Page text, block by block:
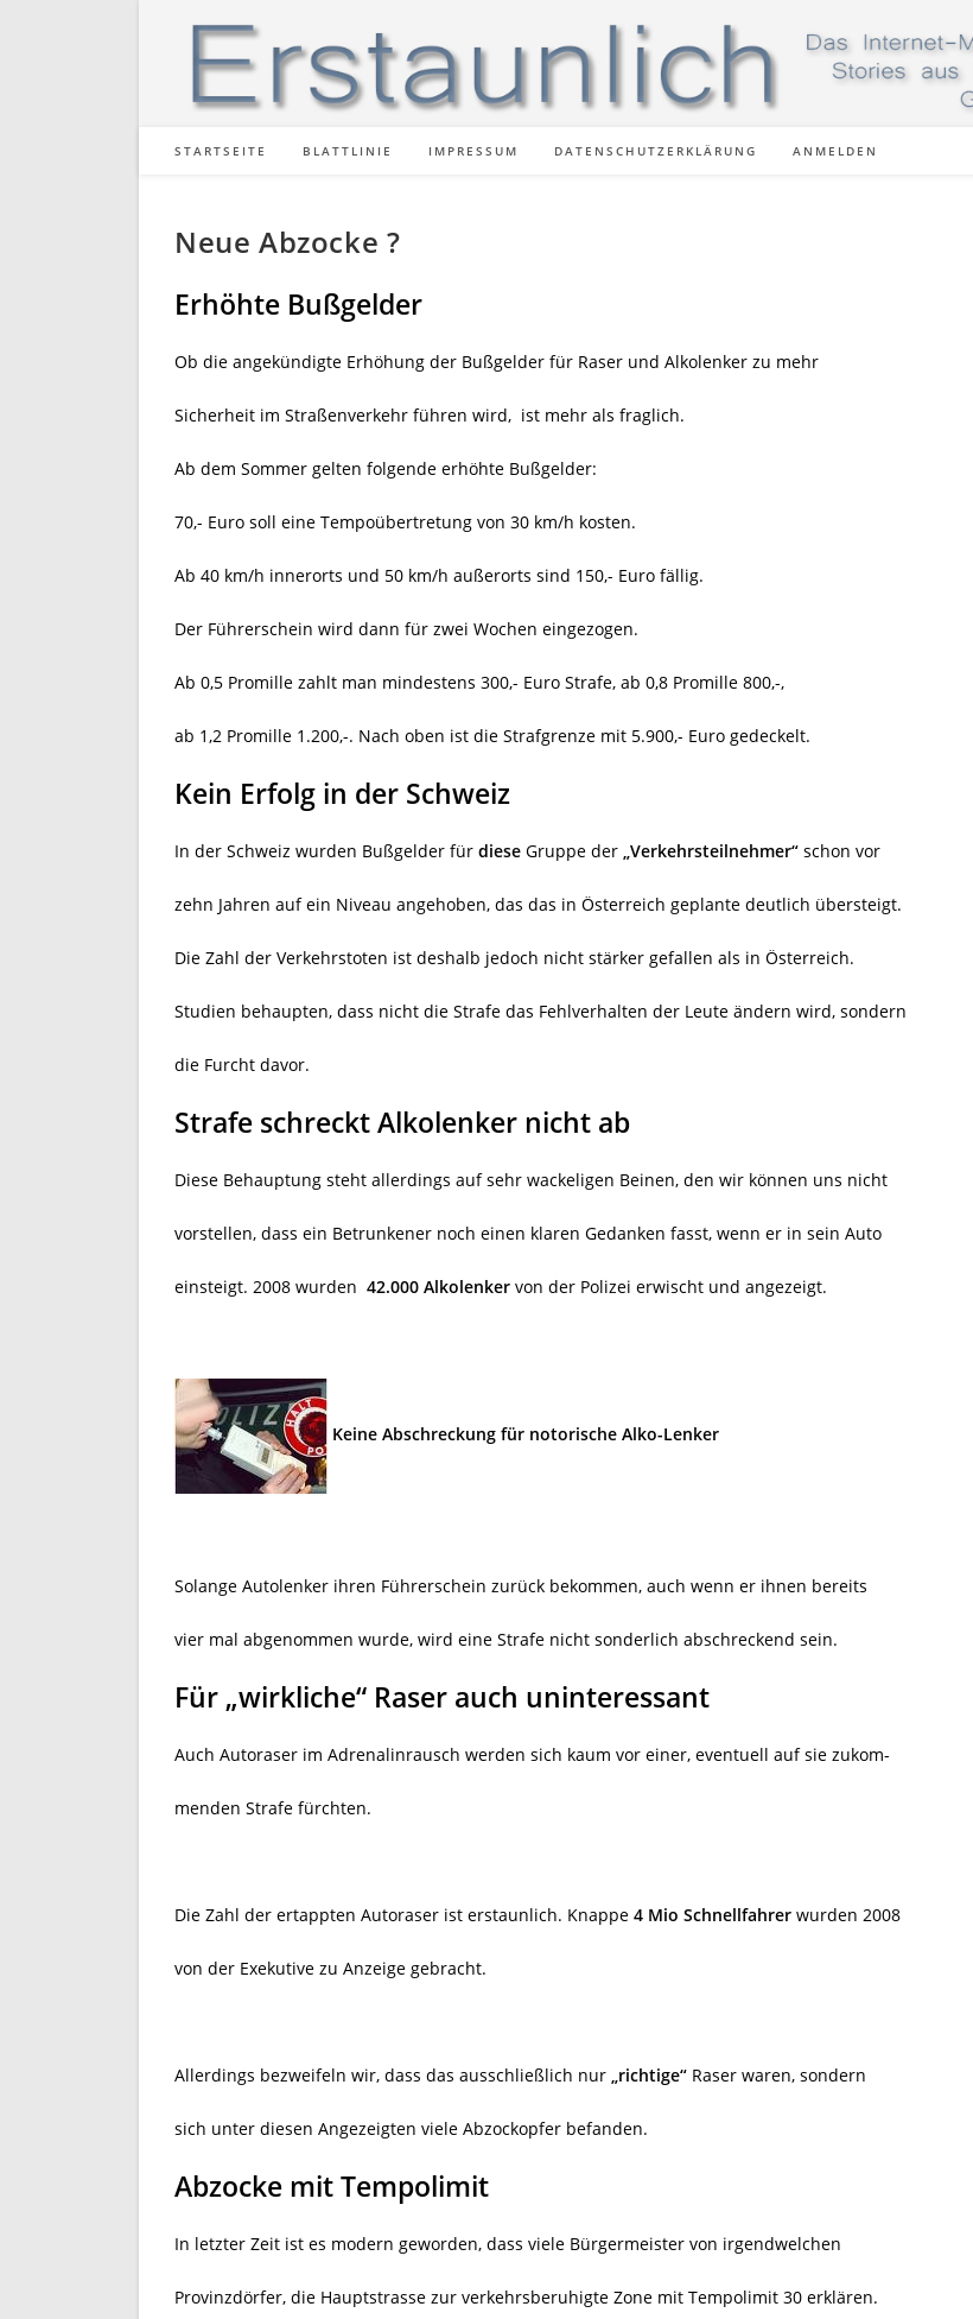
STARTSEITE BLATTLINIE IMPRESSUM DATENSCHUTZERKLÄRUNG ANMELDEN
Neue Abzocke ?
Erhöhte Bußgelder
Ob die angekündigte Erhöhung der Bußgelder für Raser und Alkolenker zu mehr
Sicherheit im Straßenverkehr führen wird, ist mehr als fraglich.
Ab dem Sommer gelten folgende erhöhte Bußgelder:
70,- Euro soll eine Tempoübertretung von 30 km/h kosten.
Ab 40 km/h innerorts und 50 km/h außerorts sind 150,- Euro fällig.
Der Führerschein wird dann für zwei Wochen eingezogen.
Ab 0,5 Promille zahlt man mindestens 300,- Euro Strafe, ab 0,8 Promille 800,-,
ab 1,2 Promille 1.200,-. Nach oben ist die Strafgrenze mit 5.900,- Euro gedeckelt.
Kein Erfolg in der Schweiz
In der Schweiz wurden Bußgelder für diese Gruppe der „Verkehrsteilnehmer“ schon vor
zehn Jahren auf ein Niveau angehoben, das das in Österreich geplante deutlich übersteigt.
Die Zahl der Verkehrstoten ist deshalb jedoch nicht stärker gefallen als in Österreich.
Studien behaupten, dass nicht die Strafe das Fehlverhalten der Leute ändern wird, sondern
die Furcht davor.
Strafe schreckt Alkolenker nicht ab
Diese Behauptung steht allerdings auf sehr wackeligen Beinen, den wir können uns nicht
vorstellen, dass ein Betrunkener noch einen klaren Gedanken fasst, wenn er in sein Auto
einsteigt. 2008 wurden 42.000 Alkolenker von der Polizei erwischt und angezeigt.
Keine Abschreckung für notorische Alko-Lenker
Solange Autolenker ihren Führerschein zurück bekommen, auch wenn er ihnen bereits
vier mal abgenommen wurde, wird eine Strafe nicht sonderlich abschreckend sein.
Für „wirkliche“ Raser auch uninteressant
Auch Autoraser im Adrenalinrausch werden sich kaum vor einer, eventuell auf sie zukom-
menden Strafe fürchten.
Die Zahl der ertappten Autoraser ist erstaunlich. Knappe 4 Mio Schnellfahrer wurden 2008
von der Exekutive zu Anzeige gebracht.
Allerdings bezweifeln wir, dass das ausschließlich nur „richtige“ Raser waren, sondern
sich unter diesen Angezeigten viele Abzockopfer befanden.
Abzocke mit Tempolimit
In letzter Zeit ist es modern geworden, dass viele Bürgermeister von irgendwelchen
Provinzdörfer, die Hauptstrasse zur verkehrsberuhigte Zone mit Tempolimit 30 erklären.